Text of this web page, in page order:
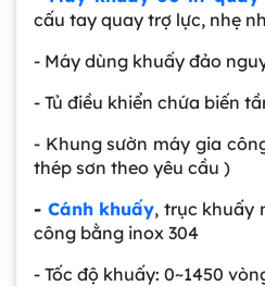
cấu tay quay trợ lực, nhẹ
- Máy dùng khuấy đảo
- Tủ điều khiển chứa biến
- Khung sườn máy gia
thép sơn theo yêu cầu )
- Cánh khuấy, trục khuấy
công bằng inox 304
- Tốc độ khuấy: 0~1450